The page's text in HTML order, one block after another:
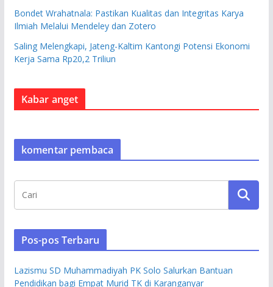
Bondet Wrahatnala: Pastikan Kualitas dan Integritas Karya
Ilmiah Melalui Mendeley dan Zotero
Saling Melengkapi, Jateng-Kaltim Kantongi Potensi Ekonomi
Kerja Sama Rp20,2 Triliun
Kabar anget
komentar pembaca
Pos-pos Terbaru
Lazismu SD Muhammadiyah PK Solo Salurkan Bantuan
Pendidikan bagi Empat Murid TK di Karanganyar